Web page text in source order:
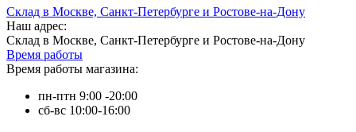
Склад в Москве, Санкт-Петербурге и Ростове-на-Дону
Наш адрес:
Склад в Москве, Санкт-Петербурге и Ростове-на-Дону
Время работы
Время работы магазина:
пн-птн 9:00 -20:00
сб-вс 10:00-16:00